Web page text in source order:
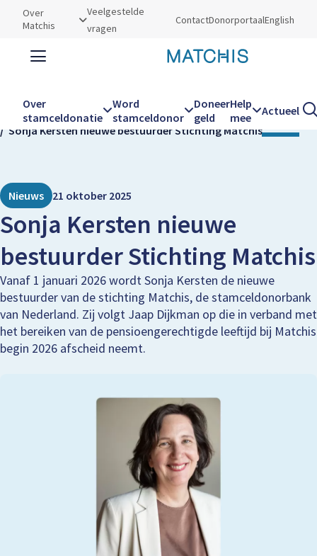
Utilities
Over
Matchis
Veelgestelde
vragen
ContactDonorportaalEnglish
Hoofdnavigatie
Over
stamceldonatie
Word
stamceldonor
Doneer
geld
Help
mee
Actueel
Kruimelpad
Home
Actueel
Sonja Kersten nieuwe bestuurder Stichting Matchis
Nieuws 21 oktober 2025
Sonja Kersten nieuwe
bestuurder Stichting Matchis
Vanaf 1 januari 2026 wordt Sonja Kersten de nieuwe
bestuurder van de stichting Matchis, de stamceldonorbank
van Nederland. Zij volgt Jaap Dijkman op die in verband met
het bereiken van de pensioengerechtigde leeftijd bij Matchis
begin 2026 afscheid neemt.